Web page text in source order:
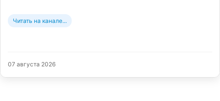
Читать на канале...
07 августа 2026